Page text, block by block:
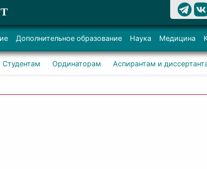
Дополнительное образование Наука Медицина
Студентам Ординаторам Аспирантам и